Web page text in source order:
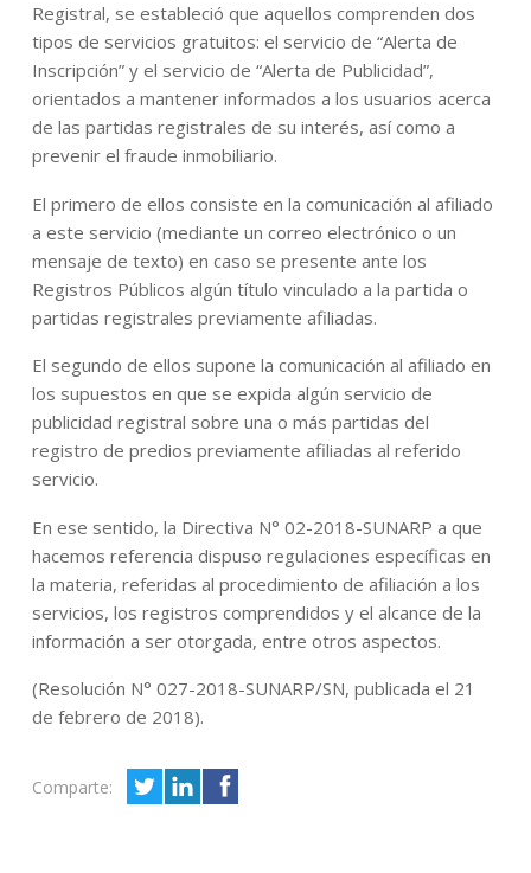
Registral, se estableció que aquellos comprenden dos
tipos de servicios gratuitos: el servicio de “Alerta de
Inscripción” y el servicio de “Alerta de Publicidad”,
orientados a mantener informados a los usuarios acerca
de las partidas registrales de su interés, así como a
prevenir el fraude inmobiliario.
El primero de ellos consiste en la comunicación al afiliado
a este servicio (mediante un correo electrónico o un
mensaje de texto) en caso se presente ante los
Registros Públicos algún título vinculado a la partida o
partidas registrales previamente afiliadas.
El segundo de ellos supone la comunicación al afiliado en
los supuestos en que se expida algún servicio de
publicidad registral sobre una o más partidas del
registro de predios previamente afiliadas al referido
servicio.
En ese sentido, la Directiva N° 02-2018-SUNARP a que
hacemos referencia dispuso regulaciones específicas en
la materia, referidas al procedimiento de afiliación a los
servicios, los registros comprendidos y el alcance de la
información a ser otorgada, entre otros aspectos.
(Resolución N° 027-2018-SUNARP/SN, publicada el 21
de febrero de 2018).
Comparte: